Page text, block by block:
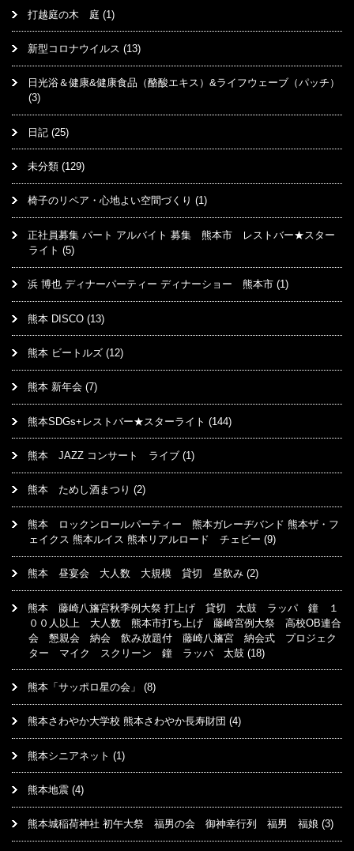
打越庭の木 庭 (1)
新型コロナウイルス (13)
日光浴＆健康&健康食品（酪酸エキス）&ライフウェーブ（パッチ）
(3)
日記 (25)
未分類 (129)
椅子のリペア・心地よい空間づくり (1)
正社員募集 パート アルバイト 募集 熊本市 レストバー★スター
ライト (5)
浜 博也 ディナーパーティー ディナーショー 熊本市 (1)
熊本 DISCO (13)
熊本 ビートルズ (12)
熊本 新年会 (7)
熊本SDGs+レストバー★スターライト (144)
熊本 JAZZ コンサート ライブ (1)
熊本 ためし酒まつり (2)
熊本 ロックンロールパーティー 熊本ガレーヂバンド 熊本ザ・フ
ェイクス 熊本ルイス 熊本リアルロード チェビー (9)
熊本 昼宴会 大人数 大規模 貸切 昼飲み (2)
熊本 藤崎八旛宮秋季例大祭 打上げ 貸切 太鼓 ラッパ 鐘 １
００人以上 大人数 熊本市打ち上げ 藤崎宮例大祭 高校OB連合
会 懇親会 納会 飲み放題付 藤崎八旛宮 納会式 プロジェク
ター マイク スクリーン 鐘 ラッパ 太鼓 (18)
熊本「サッポロ星の会」 (8)
熊本さわやか大学校 熊本さわやか長寿財団 (4)
熊本シニアネット (1)
熊本地震 (4)
熊本城稲荷神社 初午大祭 福男の会 御神幸行列 福男 福娘 (3)